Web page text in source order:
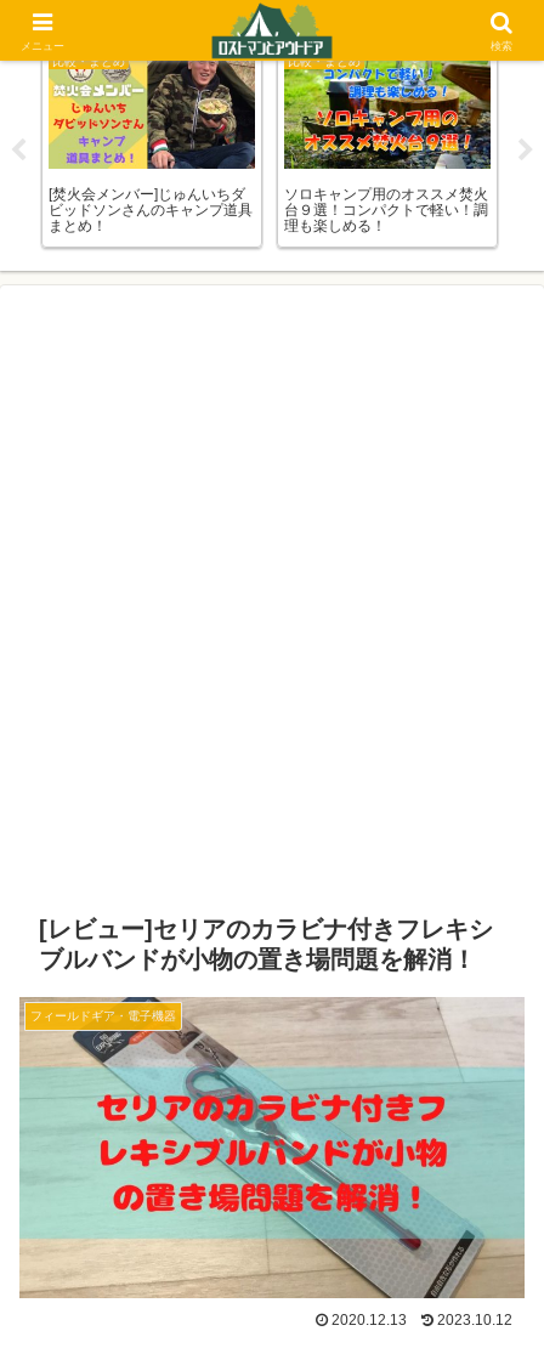
比較・まとめ
[焚火会メンバー]じゅんいちダ
ビッドソンさんのキャンプ道具
まとめ！
比較・まとめ
ソロキャンプ用のオススメ焚火
台９選！コンパクトで軽い！調
理も楽しめる！
比
[レビュー]セリアのカラビナ付きフレキシ
ブルバンドが小物の置き場問題を解消！
フィールドギア・電子機器
2020.12.13 2023.10.12
メニュー 検索